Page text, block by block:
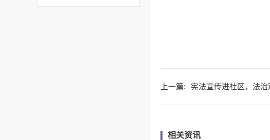
上一篇: 宪法宣传进社区，法
相关资讯